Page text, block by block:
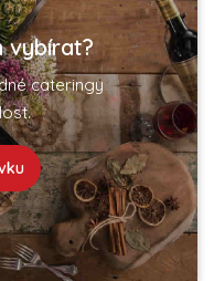
vybírat?
cateringy